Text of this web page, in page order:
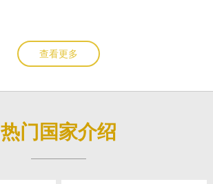
查看更多
热门国家介绍